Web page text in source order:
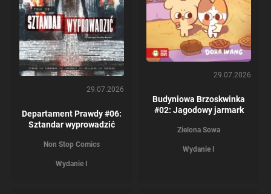
29.07.2026
Departament Prawdy #06:
Sztandar wyprowadzić
Non Stop Comics
Wydanie I
29.07.2026
Budyniowa Brzoskwinka
#02: Jagodowy jarmark
Zielona Sowa
Wydanie I